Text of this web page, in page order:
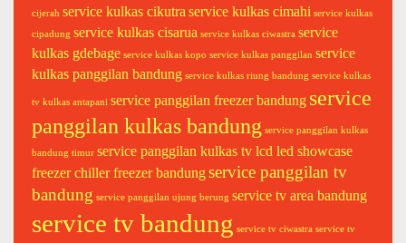
cijerah service kulkas cikutra service kulkas cimahi service kulkas
cipadung service kulkas cisarua service kulkas ciwastra service
kulkas gdebage service kulkas kopo service kulkas panggilan service
kulkas panggilan bandung service kulkas riung bandung service kulkas
tv kulkas antapani service panggilan freezer bandung service
panggilan kulkas bandung service panggilan kulkas
bandung timur service panggilan kulkas tv lcd led showcase
freezer chiller freezer bandungservice panggilan tv
bandung service panggilan ujung berung service tv area bandung
service tv bandung service tv ciwastra service tv